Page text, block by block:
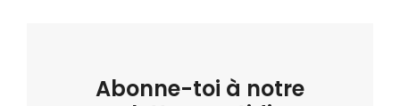
Abonne-toi à notre